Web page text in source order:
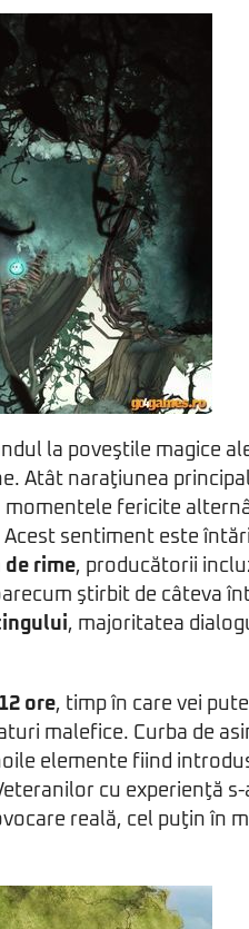
la poveştile magice
Atât naraţiunea
momentele fericite
sentiment este
de rime, producătorii
ştirbit de câteva
, majoritatea
12 ore, timp în care vei
malefice. Curba de
elemente fiind
cu experienţă
reală, cel puţin în